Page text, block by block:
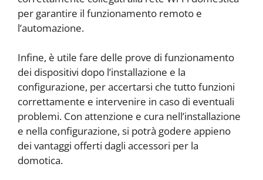
per garantire il funzionamento remoto e
l’automazione.
Infine, è utile fare delle prove di funzionamento
dei dispositivi dopo l’installazione e la
configurazione, per accertarsi che tutto funzioni
correttamente e intervenire in caso di eventuali
problemi. Con attenzione e cura nell’installazione
e nella configurazione, si potrà godere appieno
dei vantaggi offerti dagli accessori per la
domotica.